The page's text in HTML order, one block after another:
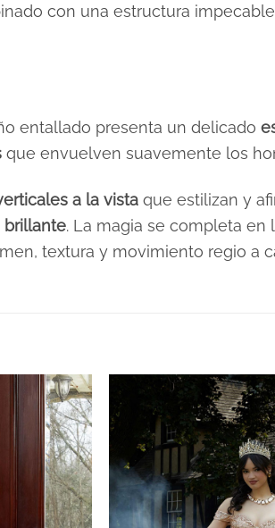
con una estructura
entallado presenta un delicado
que envuelven suavemente los
a la vista que estilizan y
brillante. La magia se completa en
textura y movimiento regio a